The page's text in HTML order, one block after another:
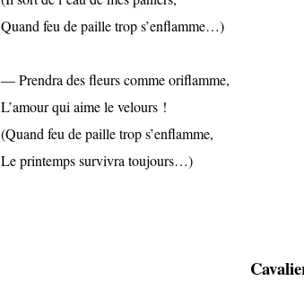
Quand feu de paille trop s’enflamme…)
— Prendra des fleurs comme oriflamme,
L’amour qui aime le velours !
(Quand feu de paille trop s’enflamme,
Le printemps survivra toujours…)